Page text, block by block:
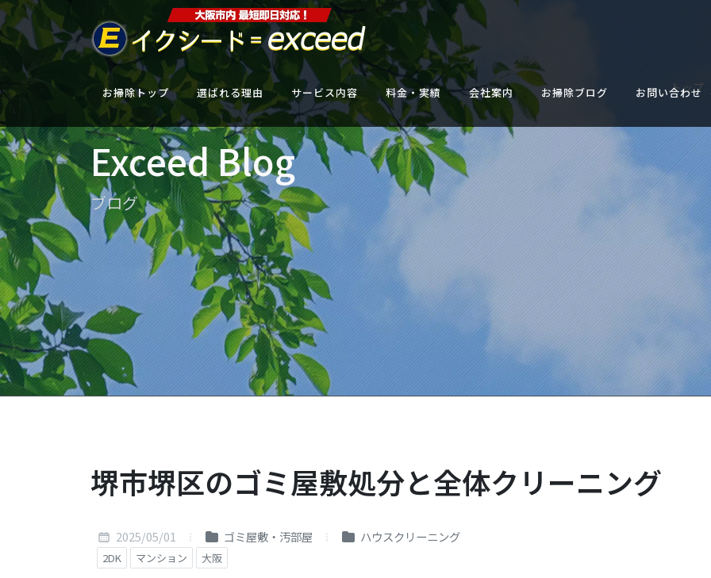
お掃除トップ 選ばれる理由 サービス内容 料金・実績 会社案内 お掃除ブログ お問い合わせ
Exceed Blog
ブログ
トップ
堺市堺区のゴミ屋敷処分と全体クリーニング
2025/05/01 ゴミ屋敷・汚部屋 ハウスクリーニング
2DK マンション 大阪